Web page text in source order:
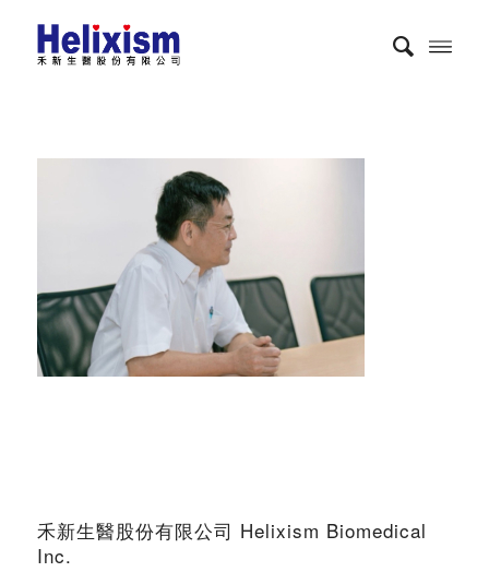
禾新生醫股份有限公司 Helixism Biomedical
Inc.